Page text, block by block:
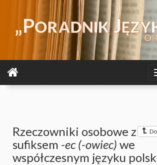
Rzeczowniki osobowe z
sufiksem -ec (-owiec) we
współczesnym języku